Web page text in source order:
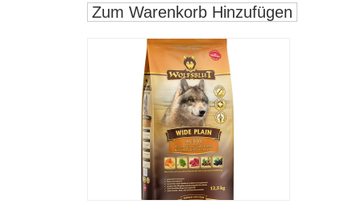
Zum Warenkorb Hinzufügen